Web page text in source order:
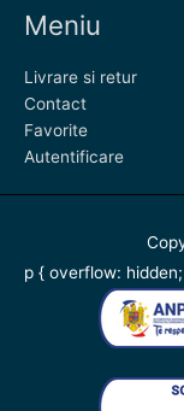
Meniu
Livrare si retur
Contact
Favorite
Autentificare
p { overflow: